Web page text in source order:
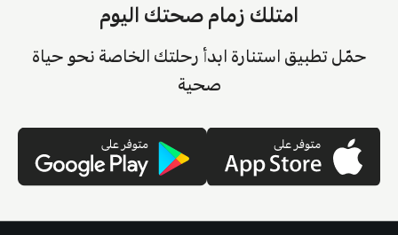
امتلك زمام صحتك اليوم
حمّل تطبيق استنارة ابدأ رحلتك الخاصة نحو حياة
صحية